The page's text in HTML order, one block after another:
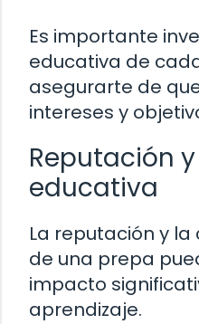
Es importante
educativa de
asegurarte de
intereses y
Reputación
educativa
La reputación y
de una prepa
impacto
aprendizaje.